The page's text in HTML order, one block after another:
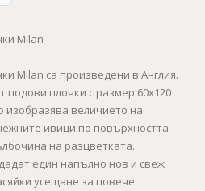
Milan
Milan са произведени в Англия.
подови плочки с размер 60х120
изобразява величието на
ивици по повърхността
на разцветката.
един напълно нов и свеж
усещане за повече